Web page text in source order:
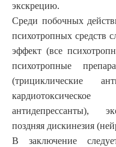
экскрецию.
Среди побочных
психотропных средств
эффект (все
психотропные
(трициклические
антидепрессанты),
поздняя дискинезия
В заключение